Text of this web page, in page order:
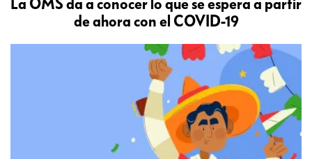
La OMS da a conocer lo que se espera a partir
de ahora con el COVID-19